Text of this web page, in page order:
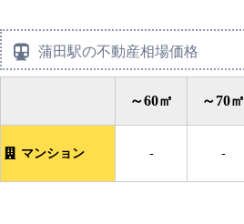
蒲田駅の不動産相場価格
～60㎡ ～70㎡
マンション - -